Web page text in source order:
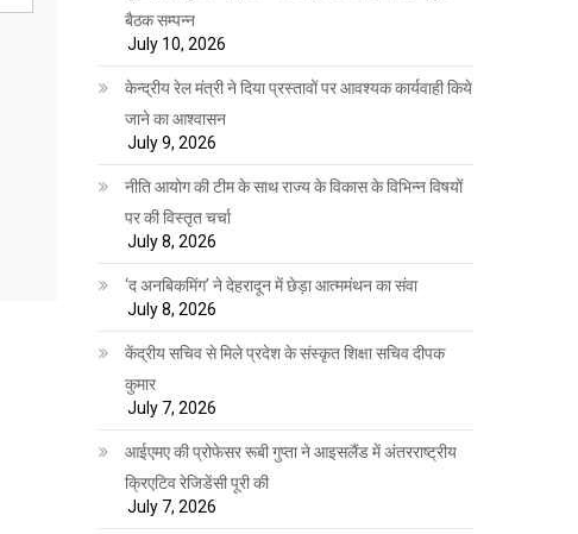
बैठक सम्पन्न
July 10, 2026
केन्द्रीय रेल मंत्री ने दिया प्रस्तावों पर आवश्यक कार्यवाही किये
जाने का आश्वासन
July 9, 2026
नीति आयोग की टीम के साथ राज्य के विकास के विभिन्न विषयों
पर की विस्तृत चर्चा
July 8, 2026
‘द अनबिकमिंग’ ने देहरादून में छेड़ा आत्ममंथन का संवा
July 8, 2026
केंद्रीय सचिव से मिले प्रदेश के संस्कृत शिक्षा सचिव दीपक
कुमार
July 7, 2026
आईएमए की प्रोफेसर रूबी गुप्ता ने आइसलैंड में अंतरराष्ट्रीय
क्रिएटिव रेजिडेंसी पूरी की
July 7, 2026